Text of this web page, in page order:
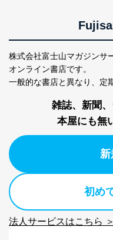
個人情報保護管理者:
２．利用目的
当社が取り扱う開示
りです。
個人情報の種類
当社の定期購読サ
の方の個人情報
当社にお問合わせ
株式会社富士山マガジンサ
オンライン書店です。
一般的な書店と異なり、 定
雑誌、新聞
本屋にも無
新
初め
法人サービスはこちら ＞